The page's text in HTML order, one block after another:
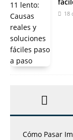
18
Cómo Pasar